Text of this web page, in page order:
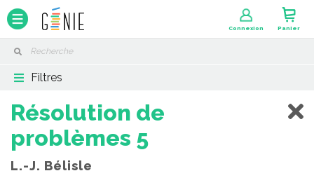
Connexion Panier
Filtres
Résolution de
problèmes 5
L.-J. Bélisle
Panneau de gestion des cookies